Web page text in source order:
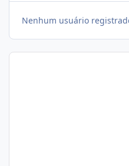
Nenhum usuário